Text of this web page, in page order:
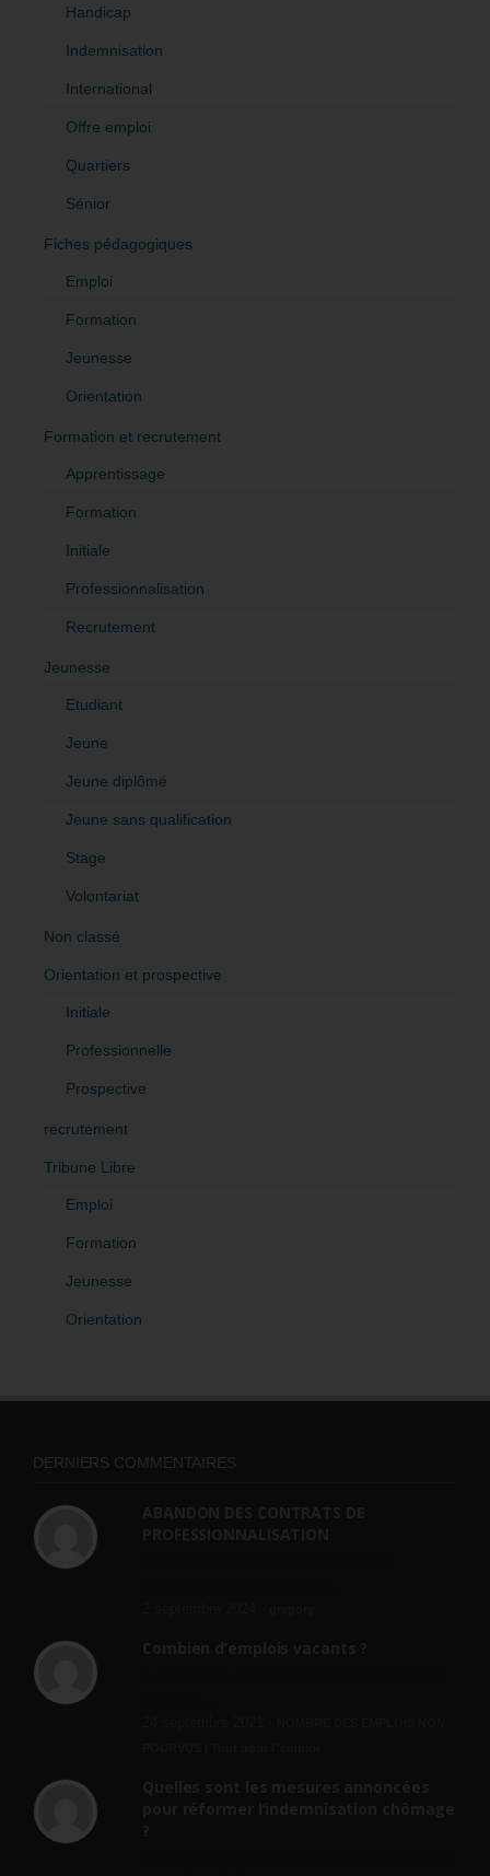
Handicap
Indemnisation
International
Offre emploi
Quartiers
Sénior
Fiches pédagogiques
Emploi
Formation
Jeunesse
Orientation
Formation et recrutement
Apprentissage
Formation
Initiale
Professionnalisation
Recrutement
Jeunesse
Etudiant
Jeune
Jeune diplômé
Jeune sans qualification
Stage
Volontariat
Non classé
Orientation et prospective
Initiale
Professionnelle
Prospective
recrutement
Tribune Libre
Emploi
Formation
Jeunesse
Orientation
DERNIERS COMMENTAIRES